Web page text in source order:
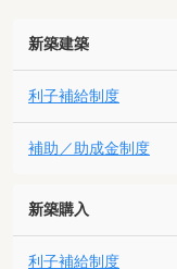
新築建築
利子補給制度
補助／助成金制度
新築購入
利子補給制度